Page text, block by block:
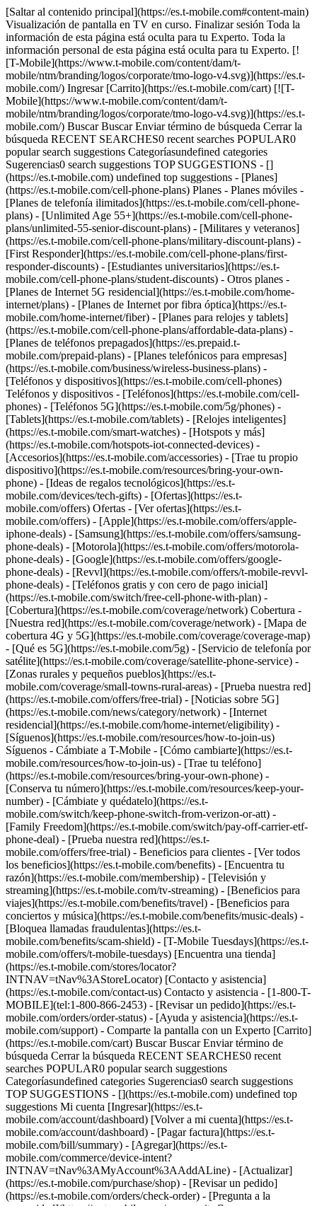
[Saltar al contenido principal](https://es.t-mobile.com#content-main) Visualización de pantalla en TV en curso. Finalizar sesión Toda la información de esta página está oculta para tu Experto. Toda la información personal de esta página está oculta para tu Experto. [![T-Mobile](https://www.t-mobile.com/content/dam/t-mobile/ntm/branding/logos/corporate/tmo-logo-v4.svg)](https://es.t-mobile.com/) Ingresar [Carrito](https://es.t-mobile.com/cart) [![T-Mobile](https://www.t-mobile.com/content/dam/t-mobile/ntm/branding/logos/corporate/tmo-logo-v4.svg)](https://es.t-mobile.com/) Buscar Buscar Enviar término de búsqueda Cerrar la búsqueda RECENT SEARCHES0 recent searches POPULAR0 popular search suggestions Categoríasundefined categories Sugerencias0 search suggestions TOP SUGGESTIONS - [](https://es.t-mobile.com) undefined top suggestions - [Planes](https://es.t-mobile.com/cell-phone-plans) Planes - Planes móviles - [Planes de telefonía ilimitados](https://es.t-mobile.com/cell-phone-plans) - [Unlimited Age 55+](https://es.t-mobile.com/cell-phone-plans/unlimited-55-senior-discount-plans) - [Militares y veteranos](https://es.t-mobile.com/cell-phone-plans/military-discount-plans) - [First Responder](https://es.t-mobile.com/cell-phone-plans/first-responder-discounts) - [Estudiantes universitarios](https://es.t-mobile.com/cell-phone-plans/student-discounts) - Otros planes - [Planes de Internet 5G residencial](https://es.t-mobile.com/home-internet/plans) - [Planes de Internet por fibra óptica](https://es.t-mobile.com/home-internet/fiber) - [Planes para relojes y tablets](https://es.t-mobile.com/cell-phone-plans/affordable-data-plans) - [Planes de teléfonos prepagados](https://es.prepaid.t-mobile.com/prepaid-plans) - [Planes telefónicos para empresas](https://es.t-mobile.com/business/wireless-business-plans) - [Teléfonos y dispositivos](https://es.t-mobile.com/cell-phones) Teléfonos y dispositivos - [Teléfonos](https://es.t-mobile.com/cell-phones) - [Teléfonos 5G](https://es.t-mobile.com/5g/phones) - [Tablets](https://es.t-mobile.com/tablets) - [Relojes inteligentes](https://es.t-mobile.com/smart-watches) - [Hotspots y más](https://es.t-mobile.com/hotspots-iot-connected-devices) - [Accesorios](https://es.t-mobile.com/accessories) - [Trae tu propio dispositivo](https://es.t-mobile.com/resources/bring-your-own-phone) - [Ideas de regalos tecnológicos](https://es.t-mobile.com/devices/tech-gifts) - [Ofertas](https://es.t-mobile.com/offers) Ofertas - [Ver ofertas](https://es.t-mobile.com/offers) - [Apple](https://es.t-mobile.com/offers/apple-iphone-deals) - [Samsung](https://es.t-mobile.com/offers/samsung-phone-deals) - [Motorola](https://es.t-mobile.com/offers/motorola-phone-deals) - [Google](https://es.t-mobile.com/offers/google-phone-deals) - [Revvl](https://es.t-mobile.com/offers/t-mobile-revvl-phone-deals) - [Teléfonos gratis y con cero de pago inicial](https://es.t-mobile.com/switch/free-cell-phone-with-plan) - [Cobertura](https://es.t-mobile.com/coverage/network) Cobertura - [Nuestra red](https://es.t-mobile.com/coverage/network) - [Mapa de cobertura 4G y 5G](https://es.t-mobile.com/coverage/coverage-map) - [Qué es 5G](https://es.t-mobile.com/5g) - [Servicio de telefonía por satélite](https://es.t-mobile.com/coverage/satellite-phone-service) - [Zonas rurales y pequeños pueblos](https://es.t-mobile.com/coverage/small-towns-rural-areas) - [Prueba nuestra red](https://es.t-mobile.com/offers/free-trial) - [Noticias sobre 5G](https://es.t-mobile.com/news/category/network) - [Internet residencial](https://es.t-mobile.com/home-internet/eligibility) - [Síguenos](https://es.t-mobile.com/resources/how-to-join-us) Síguenos - Cámbiate a T-Mobile - [Cómo cambiarte](https://es.t-mobile.com/resources/how-to-join-us) - [Trae tu teléfono](https://es.t-mobile.com/resources/bring-your-own-phone) - [Conserva tu número](https://es.t-mobile.com/resources/keep-your-number) - [Cámbiate y quédatelo](https://es.t-mobile.com/switch/keep-phone-switch-from-verizon-or-att) - [Family Freedom](https://es.t-mobile.com/switch/pay-off-carrier-etf-phone-deal) - [Prueba nuestra red](https://es.t-mobile.com/offers/free-trial) - Beneficios para clientes - [Ver todos los beneficios](https://es.t-mobile.com/benefits) - [Encuentra tu razón](https://es.t-mobile.com/membership) - [Televisión y streaming](https://es.t-mobile.com/tv-streaming) - [Beneficios para viajes](https://es.t-mobile.com/benefits/travel) - [Beneficios para conciertos y música](https://es.t-mobile.com/benefits/music-deals) - [Bloquea llamadas fraudulentas](https://es.t-mobile.com/benefits/scam-shield) - [T-Mobile Tuesdays](https://es.t-mobile.com/offers/t-mobile-tuesdays) [Encuentra una tienda](https://es.t-mobile.com/stores/locator?INTNAV=tNav%3AStoreLocator) [Contacto y asistencia](https://es.t-mobile.com/contact-us) Contacto y asistencia - [1-800-T-MOBILE](tel:1-800-866-2453) - [Revisar un pedido](https://es.t-mobile.com/orders/order-status) - [Ayuda y asistencia](https://es.t-mobile.com/support) - Comparte la pantalla con un Experto [Carrito](https://es.t-mobile.com/cart) Buscar Buscar Enviar término de búsqueda Cerrar la búsqueda RECENT SEARCHES0 recent searches POPULAR0 popular search suggestions Categoríasundefined categories Sugerencias0 search suggestions TOP SUGGESTIONS - [](https://es.t-mobile.com) undefined top suggestions Mi cuenta [Ingresar](https://es.t-mobile.com/account/dashboard) [Volver a mi cuenta](https://es.t-mobile.com/account/dashboard) - [Pagar factura](https://es.t-mobile.com/bill/summary) - [Agregar](https://es.t-mobile.com/commerce/device-intent?INTNAV=tNav%3AMyAccount%3AAddALine) - [Actualizar](https://es.t-mobile.com/purchase/shop) - [Revisar un pedido](https://es.t-mobile.com/orders/check-order) - [Pregunta a la comunidad](https://es.t-mobile.com/community/?INTNAV=tNav%3AMyAccount%3ACommunity) más de T-Mobile - [Wireless (Móvil)](https://es.t-mobile.com/) - [Empresas](https://es.t-mobile.com/business) - [Prepagado](https://es.prepaid.t-mobile.com/home) - [Internet](https://es.t-mobile.com/home-internet) Legal - [Aviso de Privacidad](https://es.t-mobile.com/privacy-center/our-practices/privacy-policy) - [No venda, ni comparta mis Datos Personales](https://es.t-mobile.com/dns?Brand=Magenta&Site=Sell_Web&Origin_URL=https%3A%2F%2Fwww.t-mobile.com) - [Centro de Privacidad](https://es.t-mobile.com/privacy-center) [](https://es.t-mobile.com) # Ahorros exclusivos para clientes de más de 55. Obtén dos líneas ilimitadas en nuestro plan Essentials Choice 55 2.0 por solo $30/mes por línea. Nuestro mejor precio con dos líneas para mayores de 55. Todo en la red 5G más grande y más rápida del país. [Compara con los planes para teléfono de la competencia](https://es.t-mobile.com/switch/savings) Explora nuestros planes de teléfono asequibles para una o dos líneas, o para familias, que incluyen más beneficios, mejores precios y más de lo que te encanta. Todos sin contratos anuales. Llámanos hoy al [833-452-2555](tel:1-833-452-2555). ¿Cuántas líneas telefónicas necesitas? ¿Cuántas líneas telefónicas necesitas? ¿Cuántas líneas telefónicas necesitas? 2 number of lines 2 Solo puedes proceder al pago con un máximo de 2 dispositivos a la vez para los planes de más de 55 por Internet. ¿Quieres agregar más de 2 dispositivos a tu transacción? [Ve a Planes de teléfono](https://es.t-mobile.com/cell-phone-plans) __Todos los planes incluyen estos excelentes beneficios:__ - Datos 5G y 4G LTE ilimitados1 - Llamadas y Textos Ilimitados - Cobertura 5G en todo el país2 - Beneficios exclusivos con T-Mobile Tuesdays - Protección de Scam Shield Premium2 ## Estos son nuestros mejores planes para mayores de 55 y adultos mayores \*Los precios que se muestran son para clientes nuevos __¿Necesitas 3 líneas o más?__ Ahorrarás en grande en 3 líneas o más con la versión Estándar de este plan, gracias a nuestra promoción de la 3.ª línea gratis. [Planes para celulares](https://es.t-mobile.com/cell-phone-plans) - ### Experience Beyond 2.0 precio original /mes precio de oferta /mes Experience Beyond 2.0 precio original precio de oferta /mes para 2 líneas telefónicas + impuestos y cargos para 2 líneas telefónicas + impuestos y cargos Descuento por AutoPago aplicado mediante un [método de pago elegible](#) * * * Seleccionados Elegir plan Seleccionados Elegir plan Elegir plan Obtén de descuento en este teléfono con intercambio en el plan Experience Beyond 2.0 Podrías obtener de descuento en este teléfono. Elige el plan en cambio. Nuestro mejor plan con los mejores beneficios en servicio móvil. Opción de actualizar tu teléfono cada año con las mismas excelentes ofertas que reciben los clientes nuevos de T-Mobile. Incluye: - Precio garantizado por 5 años 5 Nota legal al pie - Actualización anticipada con las mismas excelentes ofertas que a los clientes nuevos. - T-Satellite incluido 4 Nota legal al pie - Datos premium ilimitados en la Mejor Red del País 1 Nota legal al pie - Netflix™ Standard con anuncios POR CUENTA NUESTRA. - Apple TV por solo $3/mes - Hulu POR CUENTA NUESTRA - Líneas para reloj y para tablet a solo $5/mes 3 Nota legal al pie - Hotspot móvil ilimitado incluido 6 Nota legal al pie - Mensajes de texto ilimitados y 30 GB de datos de alta velocidad en México y Canadá - Textos ilimitados y 15 GB de datos de alta velocidad en más de 215 países y destinos - Streaming de video UHD hasta 4K 2 Nota legal al pie [Ve y compara planes](https://es.t-mobile.com/commerce/plan-details) Seleccionados Elegir plan Seleccionados Elegir plan Elegir plan * * * * * * ## Datos y cargos de banda ancha Divulgación para consumidores Plan de T-Mobile ### Experience Beyo